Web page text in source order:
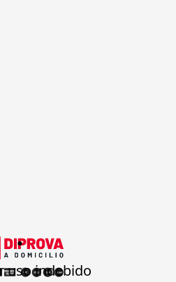
.
uso indebido